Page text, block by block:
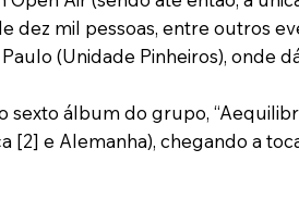
dez mil pessoas, entre outros
(Unidade Pinheiros), onde
álbum do grupo,
[2] e Alemanha), chegando a